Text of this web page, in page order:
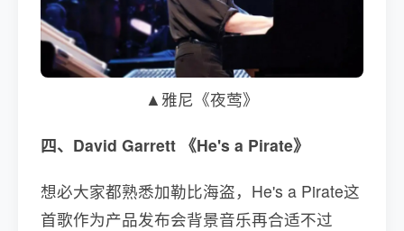
▲雅尼《夜莺》
四、David Garrett 《He's a Pirate》
想必大家都熟悉加勒比海盗，He's a Pirate这
首歌作为产品发布会背景音乐再合适不过